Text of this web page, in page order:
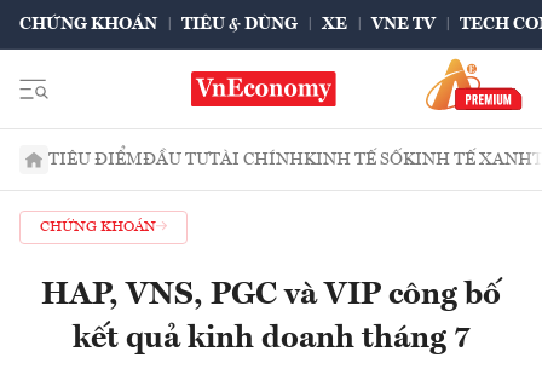
CHỨNG KHOÁN TIÊU & DÙNG XE VNE TV TECH
TIÊU ĐIỂMĐẦU TƯTÀI CHÍNHKINH TẾ SỐKINH TẾ XANH
CHỨNG KHOÁN
HAP, VNS, PGC và VIP công bố
kết quả kinh doanh tháng 7